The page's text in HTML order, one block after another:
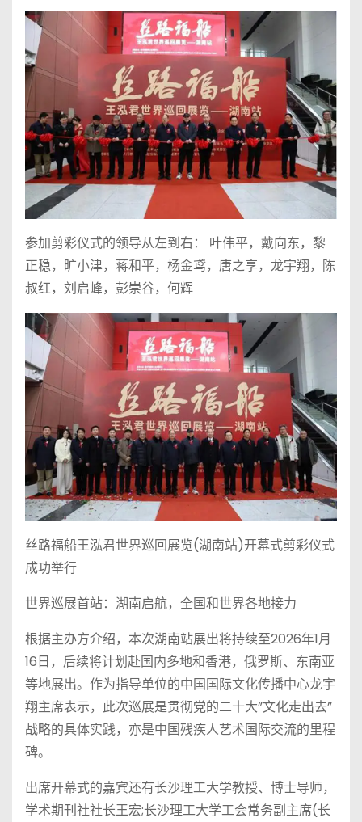
参加剪彩仪式的领导从左到右： 叶伟平，戴向东，黎
正稳，旷小津，蒋和平，杨金鸢，唐之享，龙宇翔，陈
叔红，刘启峰，彭崇谷，何辉
丝路福船王泓君世界巡回展览(湖南站)开幕式剪彩仪式
成功举行
世界巡展首站：湖南启航，全国和世界各地接力
根据主办方介绍，本次湖南站展出将持续至2026年1月
16日，后续将计划赴国内多地和香港，俄罗斯、东南亚
等地展出。作为指导单位的中国国际文化传播中心龙宇
翔主席表示，此次巡展是贯彻党的二十大”文化走出去”
战略的具体实践，亦是中国残疾人艺术国际交流的里程
碑。
出席开幕式的嘉宾还有长沙理工大学教授、博士导师，
学术期刊社社长王宏;长沙理工大学工会常务副主席(长